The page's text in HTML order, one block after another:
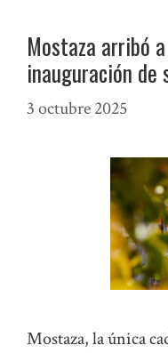
Mostaza arribó
inauguración
3 octubre 2025
Mostaza, la única